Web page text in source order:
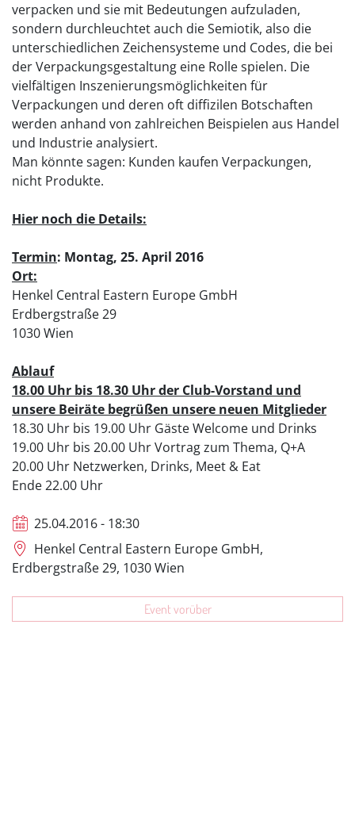
verpacken und sie mit Bedeutungen aufzuladen,
sondern durchleuchtet auch die Semiotik, also die
unterschiedlichen Zeichensysteme und Codes, die bei
der Verpackungsgestaltung eine Rolle spielen. Die
vielfältigen Inszenierungsmöglichkeiten für
Verpackungen und deren oft diffizilen Botschaften
werden anhand von zahlreichen Beispielen aus Handel
und Industrie analysiert.
Man könnte sagen: Kunden kaufen Verpackungen,
nicht Produkte.
Hier noch die Details:
Termin: Montag, 25. April 2016
Ort:
Henkel Central Eastern Europe GmbH
Erdbergstraße 29
1030 Wien
Ablauf
18.00 Uhr bis 18.30 Uhr der Club-Vorstand und
unsere Beiräte begrüßen unsere neuen Mitglieder
18.30 Uhr bis 19.00 Uhr Gäste Welcome und Drinks
19.00 Uhr bis 20.00 Uhr Vortrag zum Thema, Q+A
20.00 Uhr Netzwerken, Drinks, Meet & Eat
Ende 22.00 Uhr
25.04.2016 - 18:30
Henkel Central Eastern Europe GmbH,
Erdbergstraße 29, 1030 Wien
Event vorüber